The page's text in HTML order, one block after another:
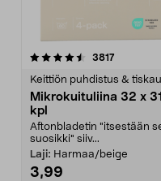
3817arvostelut
Keittiön puhdistus &
Mikrokuituliina 32 x
kpl
Aftonbladetin "itsestään
suosikki" siiv...
Laji: Harmaa/beige
3,99
4.5viidestä